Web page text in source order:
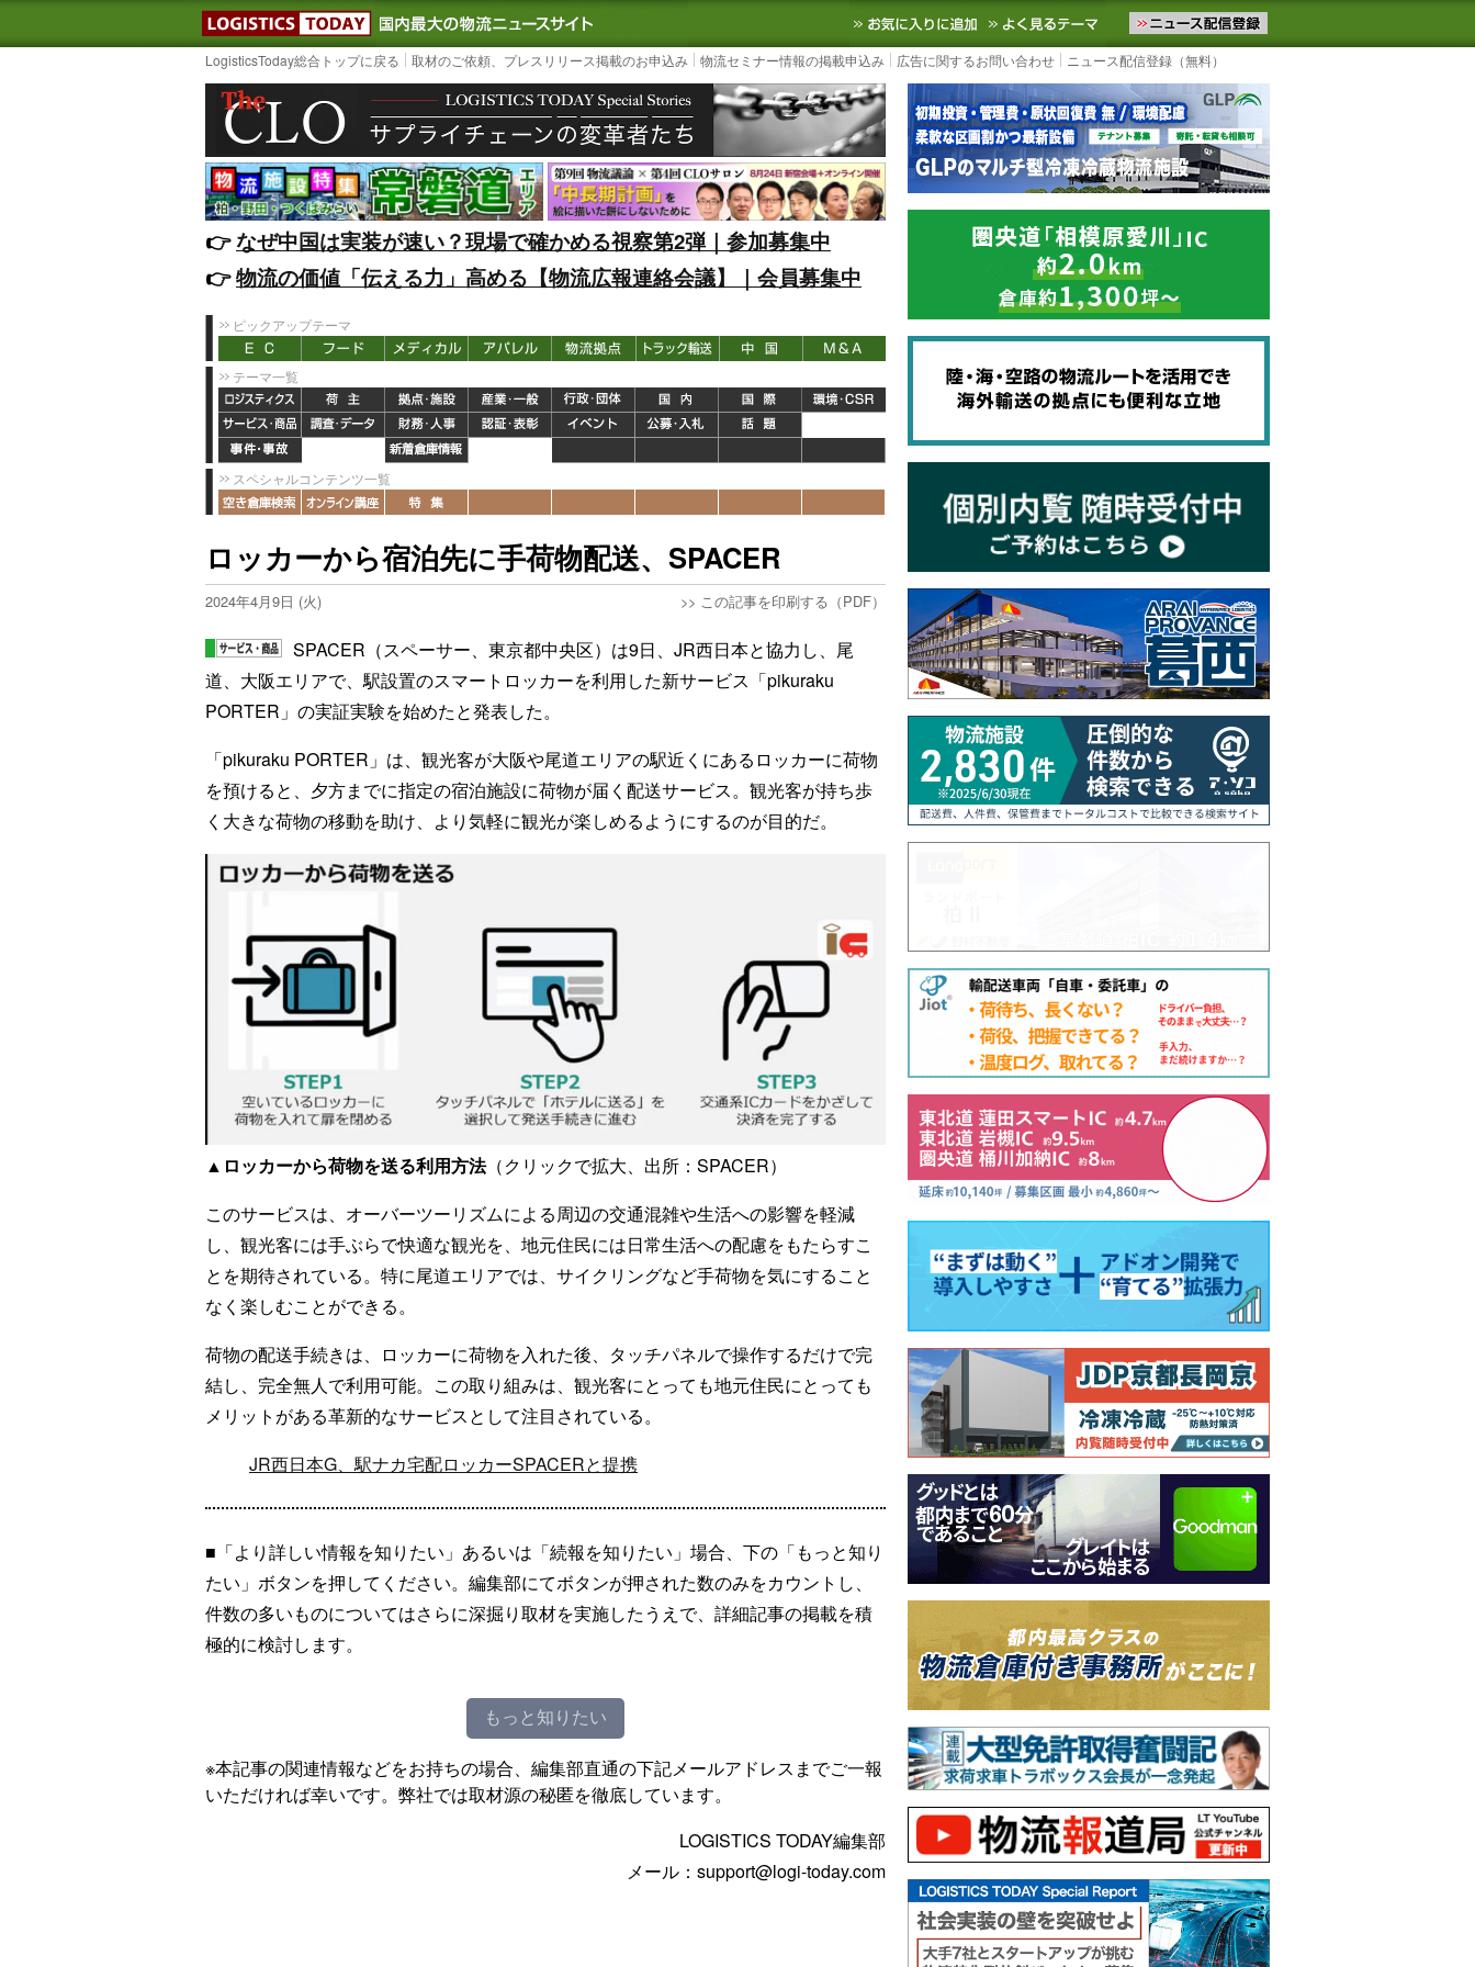
LOGISTICS TODAY｜国内最大の物流ニュースサイト3PL, SCMなど国内外の最新の物流ニュースをお届けします。物流ニュースメール配信を登録す
お気に入りに追加 よく見るテーマ
LogisticsToday総合トップに戻る 取材のご依頼、プレスリリース掲載のお申込み 物流セミナー情報の掲載申込み 広告に関するお問い合わせ ニュース配信登録（無料）
👉️なぜ中国は実装が速い？現場で確かめる視察第2弾｜参加募集中
👉️物流の価値「伝える力」高める【物流広報連絡会議】｜会員募集中
ピックアップテーマ
テーマ一覧
スペシャルコンテンツ一覧
ロッカーから宿泊先に手荷物配送、SPACER
2024年4月9日 (火) >> この記事を印刷する（PDF）
SPACER（スペーサー、東京都中央区）は9日、JR西日本と協力し、尾
道、大阪エリアで、駅設置のスマートロッカーを利用した新サービス「pikuraku
PORTER」の実証実験を始めたと発表した。
「pikuraku PORTER」は、観光客が大阪や尾道エリアの駅近くにあるロッカーに荷物
を預けると、夕方までに指定の宿泊施設に荷物が届く配送サービス。観光客が持ち歩
く大きな荷物の移動を助け、より気軽に観光が楽しめるようにするのが目的だ。
▲ロッカーから荷物を送る利用方法（クリックで拡大、出所：SPACER）
このサービスは、オーバーツーリズムによる周辺の交通混雑や生活への影響を軽減
し、観光客には手ぶらで快適な観光を、地元住民には日常生活への配慮をもたらすこ
とを期待されている。特に尾道エリアでは、サイクリングなど手荷物を気にすること
なく楽しむことができる。
荷物の配送手続きは、ロッカーに荷物を入れた後、タッチパネルで操作するだけで完
結し、完全無人で利用可能。この取り組みは、観光客にとっても地元住民にとっても
メリットがある革新的なサービスとして注目されている。
JR西日本G、駅ナカ宅配ロッカーSPACERと提携
■「より詳しい情報を知りたい」あるいは「続報を知りたい」場合、下の「もっと知り
たい」ボタンを押してください。編集部にてボタンが押された数のみをカウントし、
件数の多いものについてはさらに深掘り取材を実施したうえで、詳細記事の掲載を積
極的に検討します。
もっと知りたい
※本記事の関連情報などをお持ちの場合、編集部直通の下記メールアドレスまでご一報
いただければ幸いです。弊社では取材源の秘匿を徹底しています。
LOGISTICS TODAY編集部
メール：support@logi-today.com